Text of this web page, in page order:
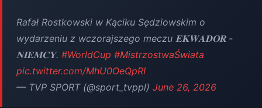
Rafał Rostkowski w Kąciku Sędziowskim o
wydarzeniu z wczorajszego meczu 𝐄𝐊𝐖𝐀𝐃𝐎𝐑 -
𝐍𝐈𝐄𝐌𝐂𝐘. #WorldCup #MistrzostwaŚwiata
pic.twitter.com/MhU0OeQpRI
— TVP SPORT (@sport_tvppl) June 26, 2026